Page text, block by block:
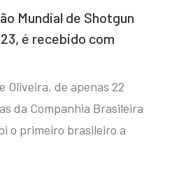
Mundial de Shotgun
é recebido com
Oliveira, de apenas 22
da Companhia Brasileira
o primeiro brasileiro a